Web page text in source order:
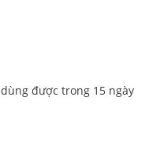
được trong 15 ngày